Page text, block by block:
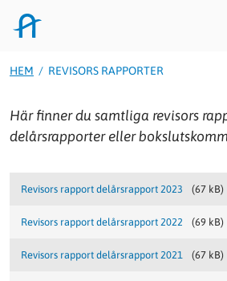
HEM / REVISORS RAPPORTER
Här finner du samtliga revisors
delårsrapporter eller
Documents
Revisors rapport delårsrapport 2023 (67 kB)
Revisors rapport delårsrapport 2022 (69 kB)
Revisors rapport delårsrapport 2021 (67 kB)